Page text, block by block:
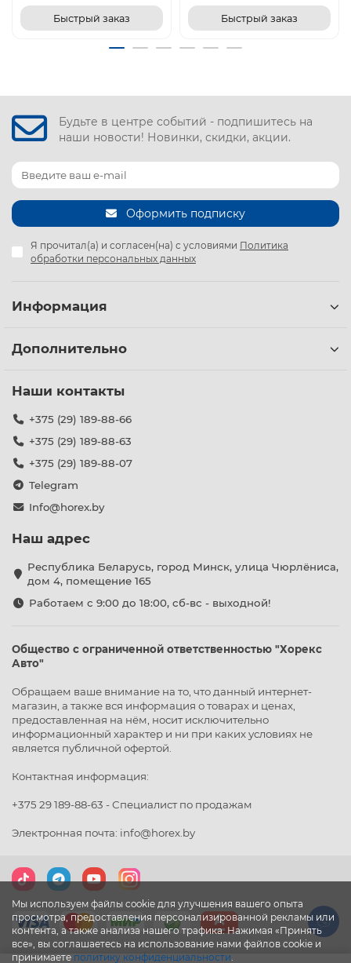
Быстрый заказ Быстрый заказ
Мы используем файлы cookie для улучшения вашего опыта
просмотра, предоставления персонализированной рекламы или
контента, а также анализа нашего трафика. Нажимая «Принять
все», вы соглашаетесь на использование нами файлов cookie и
принимаете политику конфиденциальности.
Будьте в центре событий - подпишитесь на
наши новости! Новинки, скидки, акции.
Оформить подписку
Я прочитал(а) и согласен(на) с условиями Политика
обработки персональных данных
Информация
Дополнительно
Наши контакты
+375 (29) 189-88-66
+375 (29) 189-88-63
+375 (29) 189-88-07
Telegram
Info@horex.by
Наш адрес
Республика Беларусь, город Минск, улица Чюрлёниса,
дом 4, помещение 165
Работаем с 9:00 до 18:00, сб-вс - выходной!
Общество с ограниченной ответственностью "Хорекс
Авто"
Обращаем ваше внимание на то, что данный интернет-
магазин, а также вся информация о товарах и ценах,
предоставленная на нём, носит исключительно
информационный характер и ни при каких условиях не
является публичной офертой.
Контактная информация:
+375 29 189-88-63 - Специалист по продажам
Электронная почта: info@horex.by